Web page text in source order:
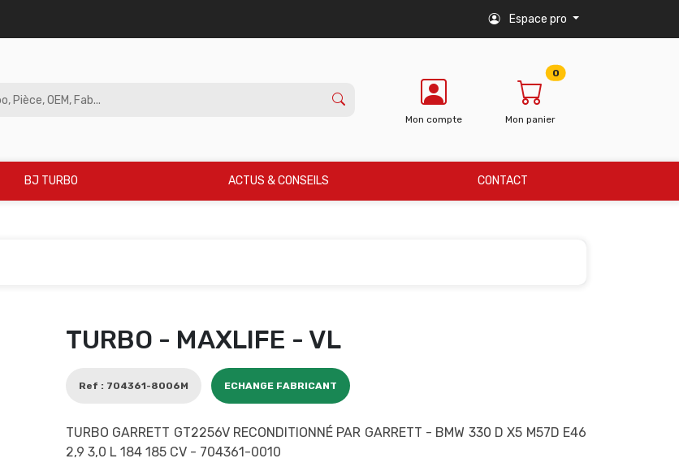
Espace pro
Mon compte Mon panier
0
BJ TURBO ACTUS & CONSEILS CONTACT
TURBO - MAXLIFE - VL
Ref : 704361-8006M ECHANGE FABRICANT
TURBO GARRETT GT2256V RECONDITIONNÉ PAR GARRETT - BMW 330 D X5 M57D E46
2,9 3,0 L 184 185 CV - 704361-0010